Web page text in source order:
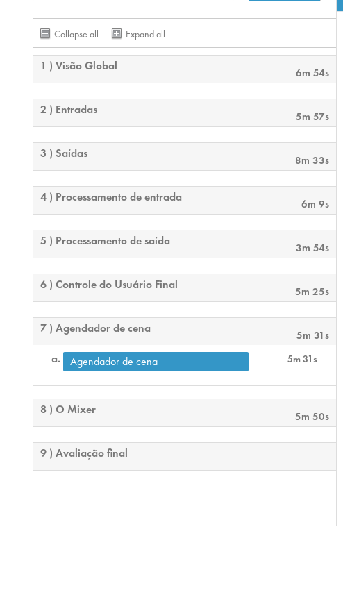
Collapse all Expand all
1 ) Visão Global 6m 54s
2 ) Entradas 5m 57s
3 ) Saídas 8m 33s
4 ) Processamento de entrada 6m 9s
5 ) Processamento de saída 3m 54s
6 ) Controle do Usuário Final 5m 25s
7 ) Agendador de cena 5m 31s
Agendador de cena 5m 31s
8 ) O Mixer 5m 50s
9 ) Avaliação final